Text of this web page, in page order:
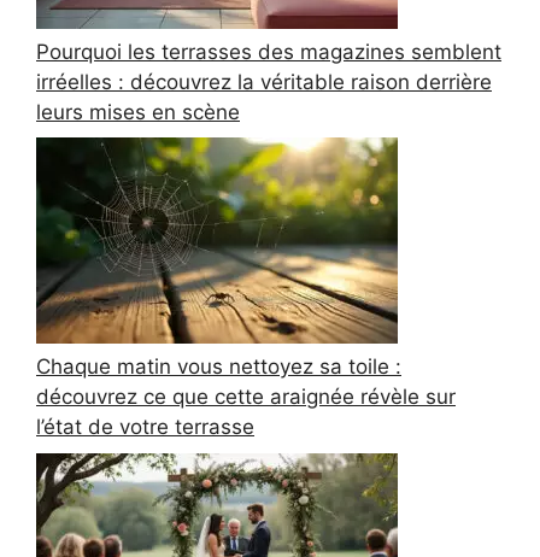
Pourquoi les terrasses des magazines semblent
irréelles : découvrez la véritable raison derrière
leurs mises en scène
Chaque matin vous nettoyez sa toile :
découvrez ce que cette araignée révèle sur
l’état de votre terrasse